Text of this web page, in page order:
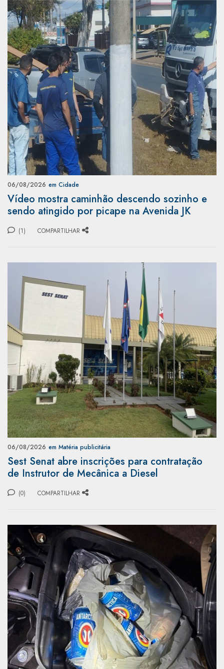
06/08/2026 em Cidade
Vídeo mostra caminhão descendo sozinho e
sendo atingido por picape na Avenida JK
(1) COMPARTILHAR
06/08/2026 em Matéria publicitária
Sest Senat abre inscrições para contratação
de Instrutor de Mecânica a Diesel
(0) COMPARTILHAR